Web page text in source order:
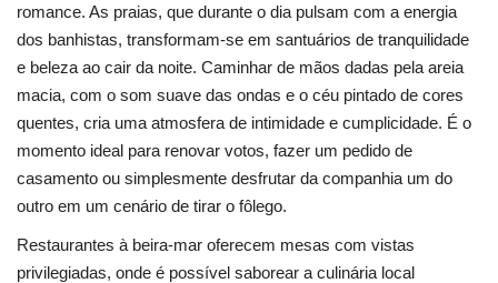
romance. As praias, que durante o dia pulsam com a energia
dos banhistas, transformam-se em santuários de tranquilidade
e beleza ao cair da noite. Caminhar de mãos dadas pela areia
macia, com o som suave das ondas e o céu pintado de cores
quentes, cria uma atmosfera de intimidade e cumplicidade. É o
momento ideal para renovar votos, fazer um pedido de
casamento ou simplesmente desfrutar da companhia um do
outro em um cenário de tirar o fôlego.
Restaurantes à beira-mar oferecem mesas com vistas
privilegiadas, onde é possível saborear a culinária local